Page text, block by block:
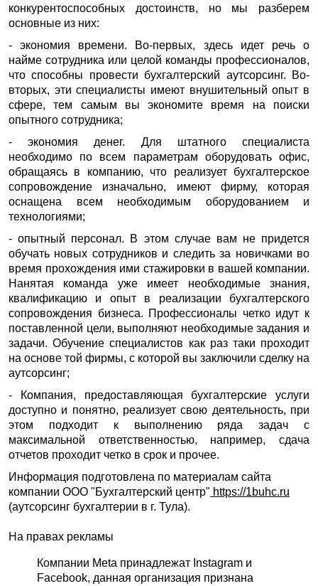
конкурентоспособных достоинств, но мы разберем
основные из них:
- экономия времени. Во-первых, здесь идет речь о
найме сотрудника или целой команды профессионалов,
что способны провести бухгалтерский аутсорсинг. Во-
вторых, эти специалисты имеют внушительный опыт в
сфере, тем самым вы экономите время на поиски
опытного сотрудника;
- экономия денег. Для штатного специалиста
необходимо по всем параметрам оборудовать офис,
обращаясь в компанию, что реализует бухгалтерское
сопровождение изначально, имеют фирму, которая
оснащена всем необходимым оборудованием и
технологиями;
- опытный персонал. В этом случае вам не придется
обучать новых сотрудников и следить за новичками во
время прохождения ими стажировки в вашей компании.
Нанятая команда уже имеет необходимые знания,
квалификацию и опыт в реализации бухгалтерского
сопровождения бизнеса. Профессионалы четко идут к
поставленной цели, выполняют необходимые задания и
задачи. Обучение специалистов как раз таки проходит
на основе той фирмы, с которой вы заключили сделку на
аутсорсинг;
- Компания, предоставляющая бухгалтерские услуги
доступно и понятно, реализует свою деятельность, при
этом подходит к выполнению ряда задач с
максимальной ответственностью, например, сдача
отчетов проходит четко в срок и прочее.
Информация подготовлена по материалам сайта
компании ООО "Бухгалтерский центр" https://1buhc.ru
(аутсорсинг бухгалтерии в г. Тула).
На правах рекламы
Компании Meta принадлежат Instagram и
Facebook, данная организация признана